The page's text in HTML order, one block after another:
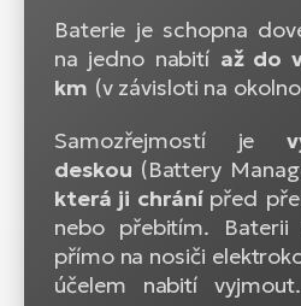
Baterie je schopna
na jedno nabití až do
km (v závisloti na
Samozřejmostí je
deskou (Battery
která ji chrání před
nebo přebitím. Baterii
přímo na nosiči
účelem nabití